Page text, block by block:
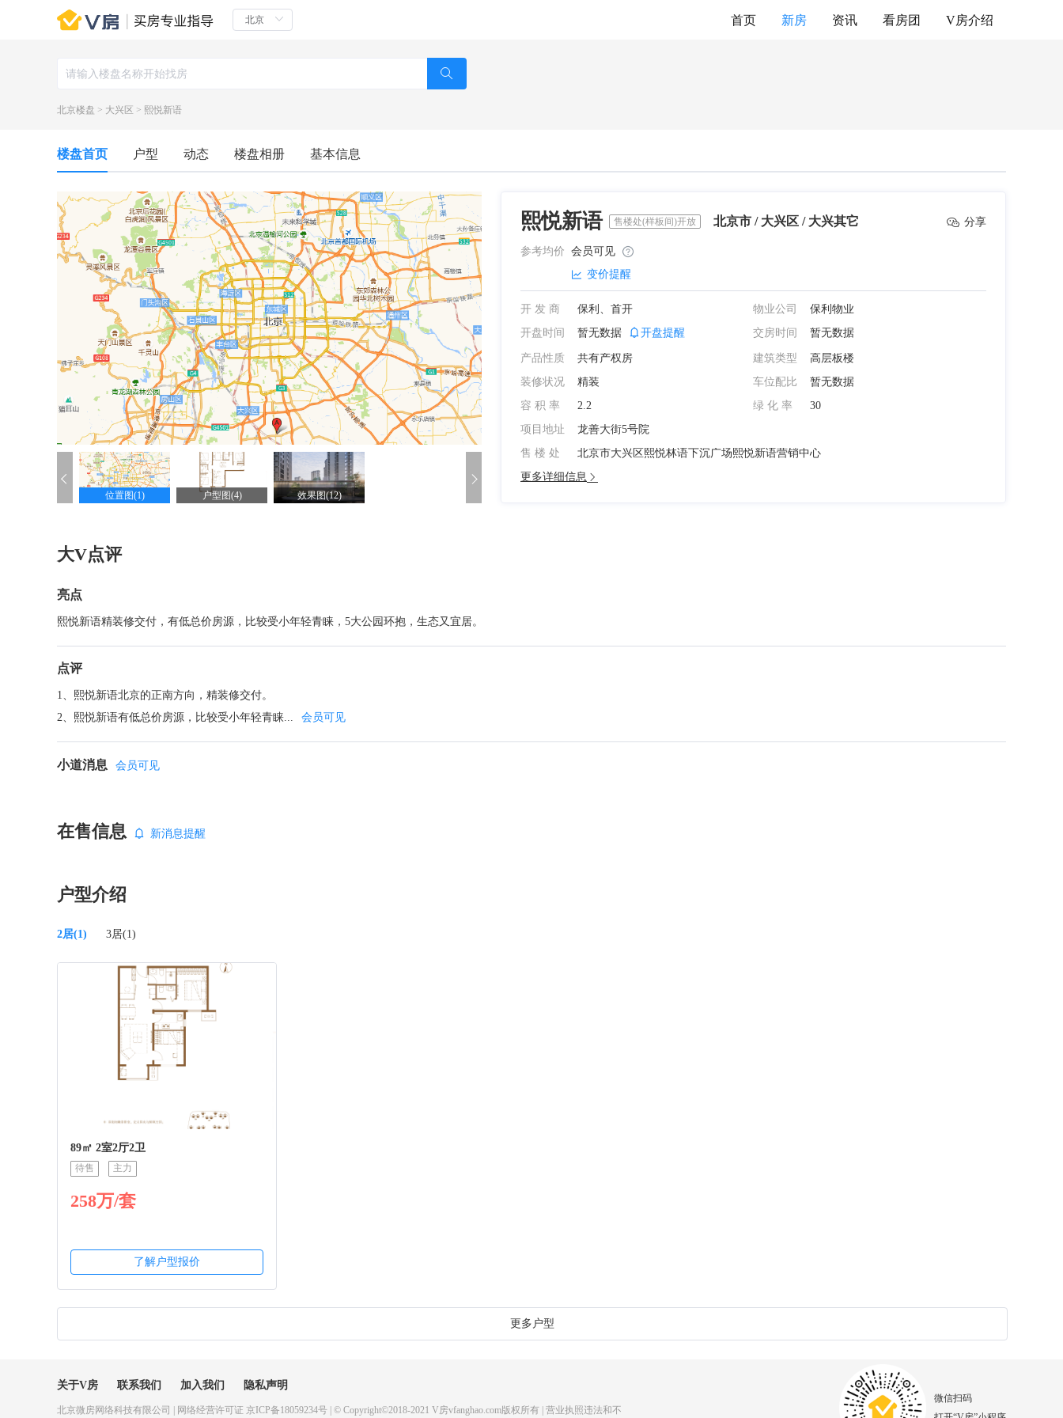
首页 新房 资讯 看房团 V房介绍
北京楼盘 > 大兴区 > 熙悦新语
楼盘首页 户型 动态 楼盘相册 基本信息
位置图(1) 户型图(4) 效果图(12)
熙悦新语 售楼处(样板间)开放 北京市 / 大兴区 / 大兴其它
参考均价 会员可见
变价提醒
开 发 商 保利、首开 物业公司
保利物业
开盘时间
暂无数据 开盘提醒 交房时间 暂无数据
产品性质 共有产权房 建筑类型
高层板楼
装修状况
精装 车位配比
暂无数据
容 积 率
2.2 绿 化 率
30
项目地址
龙善大街5号院
售 楼 处
北京市大兴区熙悦林语下沉广场熙悦新语营销中心
更多详细信息
分享
大V点评
亮点
熙悦新语精装修交付，有低总价房源，比较受小年轻青睐，5大公园环抱，生态又宜居。
点评
1、熙悦新语北京的正南方向，精装修交付。
2、熙悦新语有低总价房源，比较受小年轻青睐...
会员可见
小道消息 会员可见
在售信息 新消息提醒
户型介绍
2居(1) 3居(1)
89㎡ 2室2厅2卫
待售 主力
258万/套
了解户型报价
更多户型
关于V房 联系我们 加入我们 隐私声明
北京微房网络科技有限公司 | 网络经营许可证 京ICP备18059234号 | © Copyright©2018-2021 V房vfanghao.com版权所有 | 营业执照违法和不
微信扫码